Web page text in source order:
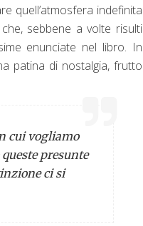
quell’atmosfera indefinita
sebbene a volte risulti
enunciate nel libro. In
patina di nostalgia, frutto
cui vogliamo
presunte
ci si